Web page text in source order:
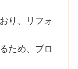
り、リフォ
ため、ブロ